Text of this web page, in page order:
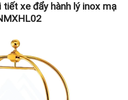
xe đẩy hành lý inox mạ